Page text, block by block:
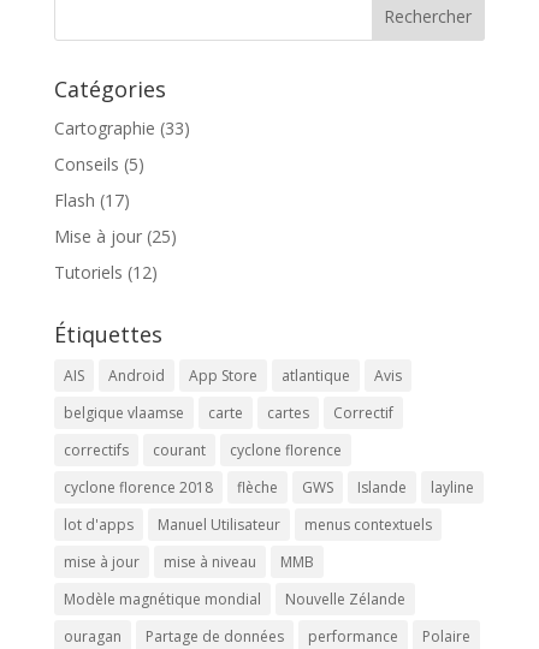
Catégories
Cartographie (33)
Conseils (5)
Flash (17)
Mise à jour(25)
Tutoriels (12)
Étiquettes
AIS Android App Store atlantique
Avis
belgique vlaamse
carte cartes
Correctif
correctifs
courant
cyclone florence
cyclone florence 2018
flèche GWS Islande
layline
lot d'apps
Manuel Utilisateur
menus contextuels
mise à jour
mise à niveau
MMB
Modèle magnétique mondial
Nouvelle Zélande
ouragan
Partage de données performance
Polaire